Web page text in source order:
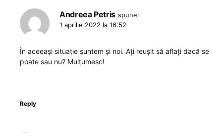
Andreea Petris spune:
1 aprilie 2022 la 16:52
În aceeași situație suntem și noi. Ați reușit să aflați dacă se
poate sau nu? Mulțumesc!
Reply